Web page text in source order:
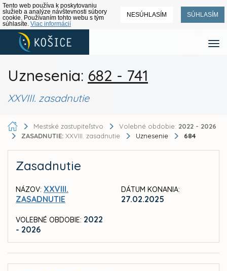
Tento web používa k poskytovaniu
služieb a analýze návštevnosti súbory
cookie. Používaním tohto webu s tým
súhlasíte. Viac informácií
NESÚHLASÍM SÚHLASÍM
Uznesenia: 682 - 741
XXVIII. zasadnutie
Mestské zastupiteľstvo Volebné obdobie: 2022 - 2026
ZASADNUTIE: XXVIII. zasadnutie Uznesenie 684
Zasadnutie
NÁZOV: XXVIII.
ZASADNUTIE
VOLEBNÉ OBDOBIE: 2022
- 2026
DÁTUM KONANIA:
27.02.2025